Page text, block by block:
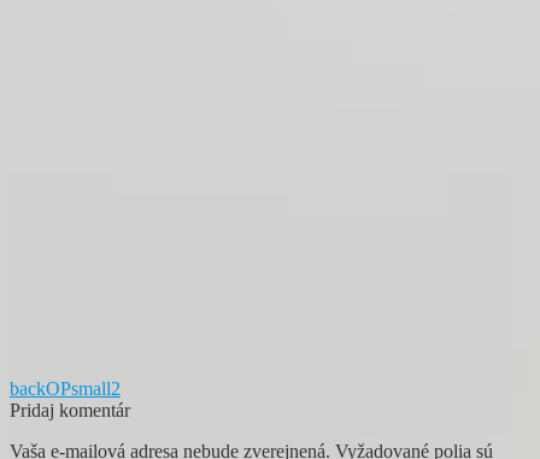
Navigácia
v
Predchádzajúci
článok:
backOPsmall2
Pridaj komentár
Vaša e-mailová adresa nebude zverejnená. Vyžadované polia sú